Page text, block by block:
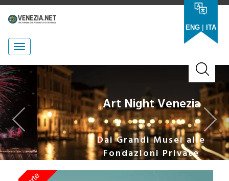
ENG | ITA
Art Night Venezia
Dai Grandi Musei alle
Fondazioni Private
Previous